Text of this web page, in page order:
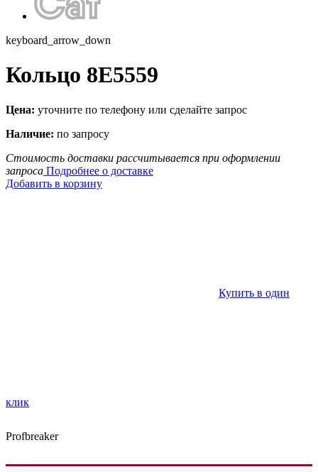
keyboard_arrow_down
Кольцо 8E5559
Цена: уточните по телефону или сделайте запрос
Наличие: по запросу
Стоимость доставки рассчитывается при оформлении
запроса Подробнее о доставке
Добавить в корзину
Купить в один
клик
Profbreaker